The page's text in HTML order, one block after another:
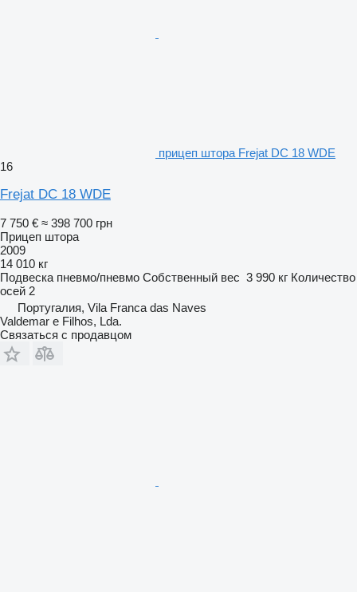
прицеп штора Frejat DC 18 WDE
16
Frejat DC 18 WDE
7 750 € ≈ 398 700 грн
Прицеп штора
2009
14 010 кг
Подвеска пневмо/пневмо Собственный вес 3 990 кг Количество
осей 2
Португалия, Vila Franca das Naves
Valdemar e Filhos, Lda.
Связаться с продавцом